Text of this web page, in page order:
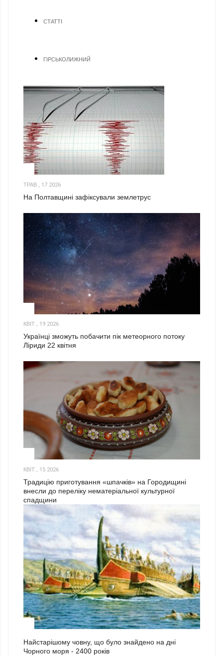
СТАТТІ
ГІРСЬКОЛИЖНИЙ
ТРАВ., 17 2026
На Полтавщині зафіксували землетрус
КВІТ., 19 2026
Українці зможуть побачити пік метеорного потоку
Ліриди 22 квітня
КВІТ., 15 2026
Традицію приготування «шпачків» на Городищині
внесли до переліку нематеріальної культурної
спадщини
Найстарішому човну, що було знайдено на дні
Чорного моря - 2400 років